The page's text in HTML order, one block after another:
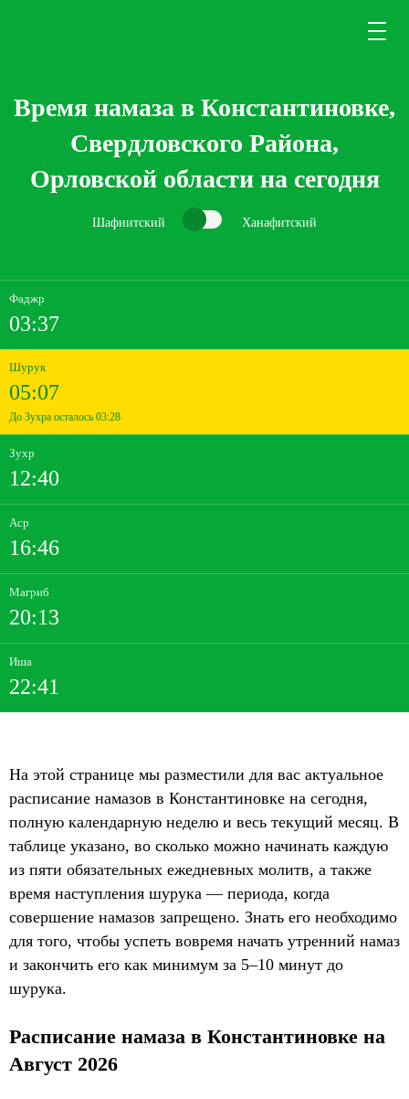
Время намаза в Константиновке,
Свердловского Района,
Орловской области на сегодня
Шафиитский Ханафитский
Фаджр
03:37
Шурук
05:07
До Зухра осталось 03:28
Зухр
12:40
Аср
16:46
Магриб
20:13
Иша
22:41
На этой странице мы разместили для вас актуальное
расписание намазов в Константиновке на сегодня,
полную календарную неделю и весь текущий месяц. В
таблице указано, во сколько можно начинать каждую
из пяти обязательных ежедневных молитв, а также
время наступления шурука — периода, когда
совершение намазов запрещено. Знать его необходимо
для того, чтобы успеть вовремя начать утренний намаз
и закончить его как минимум за 5–10 минут до
шурука.
Расписание намаза в Константиновке на
Август 2026